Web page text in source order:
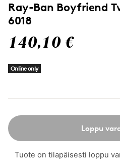
Ray-Ban Boyfriend
6018
140,10 €
Online only
Loppu
Tuote on tilapäisesti loppu